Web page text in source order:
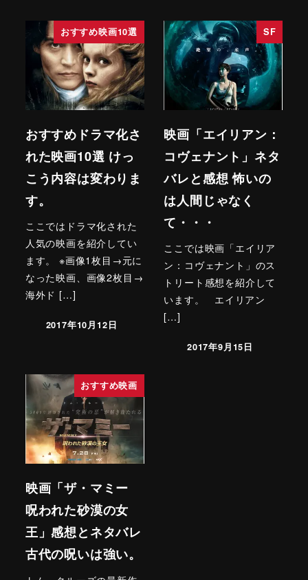
おすすめ映画10選
おすすめドラマ化さ
れた映画10選 けっ
こう内容は変わりま
す。
ここではドラマ化された
人気の映画を紹介してい
ます。 ※画像1枚目→元に
なった映画、画像2枚目→
海外ド […]
2017年10月12日
SF
映画「エイリアン：
コヴェナント」ネタ
バレと感想 怖いの
は人間じゃなく
て・・・
ここでは映画「エイリア
ン：コヴェナント」のス
トリート感想を紹介して
います。 エイリアン
[…]
2017年9月15日
おすすめ映画
映画「ザ・マミー
呪われた砂漠の女
王」感想とネタバレ
古代の呪いは強い。